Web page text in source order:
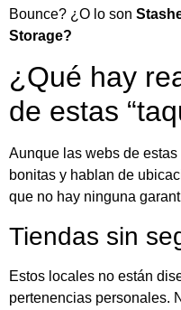
Bounce? ¿O lo son
Storage?
¿Qué hay
de estas
Aunque las webs de
bonitas y hablan de
que no hay ninguna
Tiendas sin
Estos locales no están
pertenencias personales.